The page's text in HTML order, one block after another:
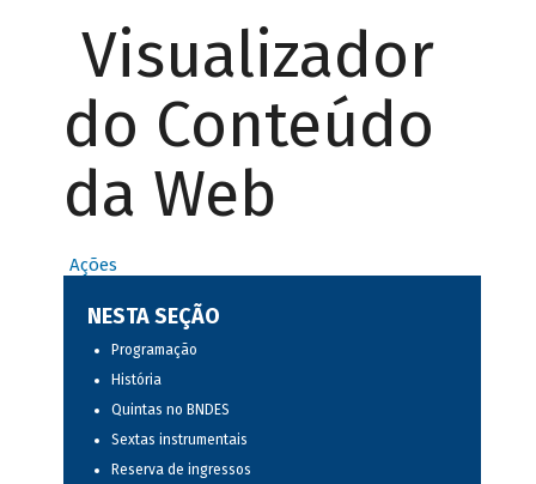
Visualizador
do Conteúdo
da Web
Ações
NESTA SEÇÃO
Programação
História
Quintas no BNDES
Sextas instrumentais
Reserva de ingressos